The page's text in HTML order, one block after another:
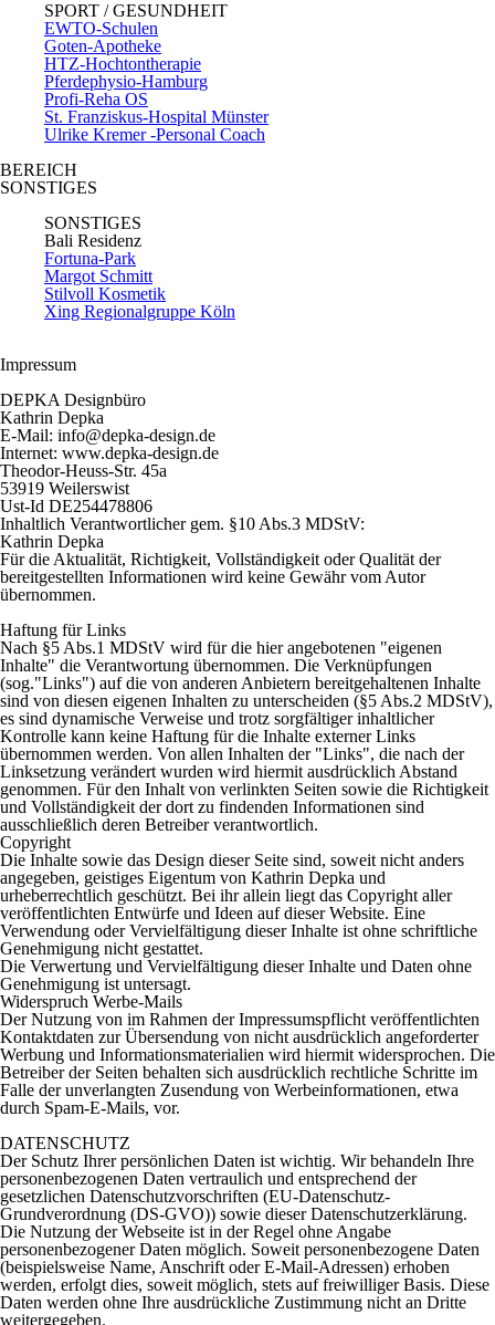
SPORT / GESUNDHEIT
EWTO-Schulen
Goten-Apotheke
HTZ-Hochtontherapie
Pferdephysio-Hamburg
Profi-Reha OS
St. Franziskus-Hospital Münster
Ulrike Kremer -Personal Coach
BEREICH
SONSTIGES
SONSTIGES
Bali Residenz
Fortuna-Park
Margot Schmitt
Stilvoll Kosmetik
Xing Regionalgruppe Köln
Impressum
DEPKA Designbüro
Kathrin Depka
E-Mail: info@depka-design.de
Internet: www.depka-design.de
Theodor-Heuss-Str. 45a
53919 Weilerswist
Ust-Id DE254478806
Inhaltlich Verantwortlicher gem. §10 Abs.3 MDStV:
Kathrin Depka
Für die Aktualität, Richtigkeit, Vollständigkeit oder Qualität der
bereitgestellten Informationen wird keine Gewähr vom Autor
übernommen.
Haftung für Links
Nach §5 Abs.1 MDStV wird für die hier angebotenen "eigenen
Inhalte" die Verantwortung übernommen. Die Verknüpfungen
(sog."Links") auf die von anderen Anbietern bereitgehaltenen Inhalte
sind von diesen eigenen Inhalten zu unterscheiden (§5 Abs.2 MDStV),
es sind dynamische Verweise und trotz sorgfältiger inhaltlicher
Kontrolle kann keine Haftung für die Inhalte externer Links
übernommen werden. Von allen Inhalten der "Links", die nach der
Linksetzung verändert wurden wird hiermit ausdrücklich Abstand
genommen. Für den Inhalt von verlinkten Seiten sowie die Richtigkeit
und Vollständigkeit der dort zu findenden Informationen sind
ausschließlich deren Betreiber verantwortlich.
Copyright
Die Inhalte sowie das Design dieser Seite sind, soweit nicht anders
angegeben, geistiges Eigentum von Kathrin Depka und
urheberrechtlich geschützt. Bei ihr allein liegt das Copyright aller
veröffentlichten Entwürfe und Ideen auf dieser Website. Eine
Verwendung oder Vervielfältigung dieser Inhalte ist ohne schriftliche
Genehmigung nicht gestattet.
Die Verwertung und Vervielfältigung dieser Inhalte und Daten ohne
Genehmigung ist untersagt.
Widerspruch Werbe-Mails
Der Nutzung von im Rahmen der Impressumspflicht veröffentlichten
Kontaktdaten zur Übersendung von nicht ausdrücklich angeforderter
Werbung und Informationsmaterialien wird hiermit widersprochen. Die
Betreiber der Seiten behalten sich ausdrücklich rechtliche Schritte im
Falle der unverlangten Zusendung von Werbeinformationen, etwa
durch Spam-E-Mails, vor.
DATENSCHUTZ
Der Schutz Ihrer persönlichen Daten ist wichtig. Wir behandeln Ihre
personenbezogenen Daten vertraulich und entsprechend der
gesetzlichen Datenschutzvorschriften (EU-Datenschutz-
Grundverordnung (DS-GVO)) sowie dieser Datenschutzerklärung.
Die Nutzung der Webseite ist in der Regel ohne Angabe
personenbezogener Daten möglich. Soweit personenbezogene Daten
(beispielsweise Name, Anschrift oder E-Mail-Adressen) erhoben
werden, erfolgt dies, soweit möglich, stets auf freiwilliger Basis. Diese
Daten werden ohne Ihre ausdrückliche Zustimmung nicht an Dritte
weitergegeben.